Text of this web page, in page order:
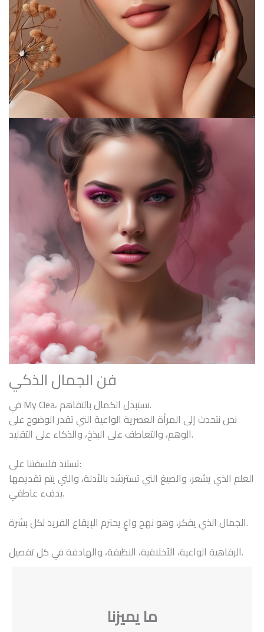
فن الجمال الذكي
في My Clea، نستبدل الكمال بالتفاهم.
نحن نتحدث إلى المرأة العصرية الواعية التي تقدر الوضوح على
الوهم، والتعاطف على البذخ، والذكاء على التقليد.
تستند فلسفتنا على:
العلم الذي يشعر، والصيغ التي تسترشد بالأدلة، والتي يتم تقديمها
بدفء عاطفي.
الجمال الذي يفكر، وهو نهج واعٍ يحترم الإيقاع الفريد لكل بشرة.
الرفاهية الواعية، الأخلاقية، النظيفة، والهادفة في كل تفصيل.
ما يميزنا